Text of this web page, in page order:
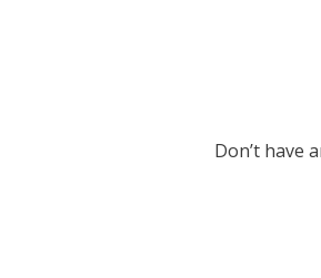
Don’t have